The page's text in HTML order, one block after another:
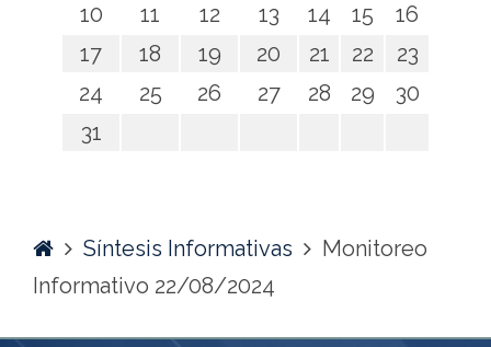
10
11 12 13 14 15
16
17
18 19 20 21 22
23
24
25 26 27 28 29
30
31
HomeSíntesis Informativas
Monitoreo
Informativo 22/08/2024